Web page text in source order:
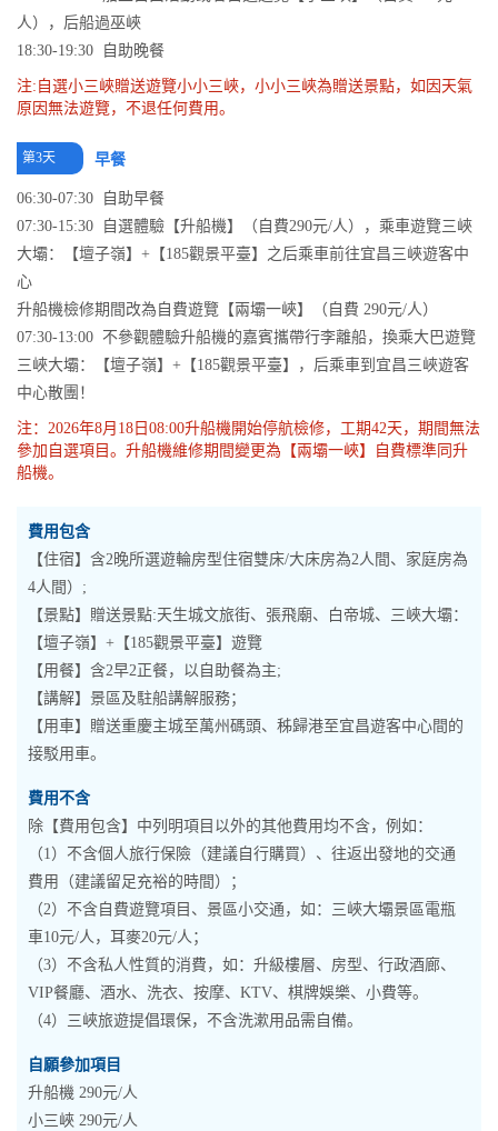
人），后船過巫峽
18:30-19:30 自助晚餐
注:自選小三峽贈送遊覽小小三峽，小小三峽為贈送景點，如因天氣
原因無法遊覽，不退任何費用。
第3天 早餐
06:30-07:30 自助早餐
07:30-15:30 自選體驗【升船機】（自費290元/人），乘車遊覽三峽
大壩：【壇子嶺】+【185觀景平臺】之后乘車前往宜昌三峽遊客中
心
升船機檢修期間改為自費遊覽【兩壩一峽】（自費 290元/人）
07:30-13:00 不參觀體驗升船機的嘉賓攜帶行李離船，換乘大巴遊覽
三峽大壩：【壇子嶺】+【185觀景平臺】，后乘車到宜昌三峽遊客
中心散團！
注：2026年8月18日08:00升船機開始停航檢修，工期42天，期間無法
參加自選項目。升船機維修期間變更為【兩壩一峽】自費標準同升
船機。
費用包含
【住宿】含2晚所選遊輪房型住宿雙床/大床房為2人間、家庭房為
4人間）;
【景點】贈送景點:天生城文旅街、張飛廟、白帝城、三峽大壩：
【壇子嶺】+【185觀景平臺】遊覽
【用餐】含2早2正餐，以自助餐為主;
【講解】景區及駐船講解服務；
【用車】贈送重慶主城至萬州碼頭、秭歸港至宜昌遊客中心間的
接駁用車。
費用不含
除【費用包含】中列明項目以外的其他費用均不含，例如：
（1）不含個人旅行保險（建議自行購買）、往返出發地的交通
費用（建議留足充裕的時間）；
（2）不含自費遊覽項目、景區小交通，如：三峽大壩景區電瓶
車10元/人，耳麥20元/人；
（3）不含私人性質的消費，如：升級樓層、房型、行政酒廊、
VIP餐廳、酒水、洗衣、按摩、KTV、棋牌娛樂、小費等。
（4）三峽旅遊提倡環保，不含洗漱用品需自備。
自願參加項目
升船機 290元/人
小三峽 290元/人